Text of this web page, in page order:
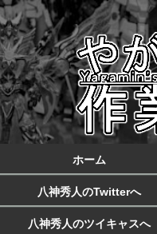
ホーム
八神秀人のTwitterへ
八神秀人のツイキャスへ